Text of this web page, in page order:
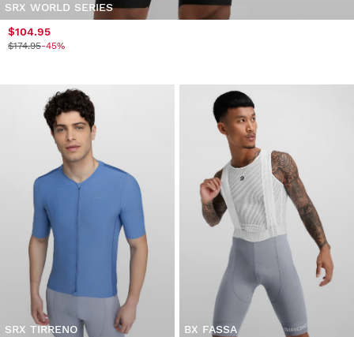
SRX WORLD SERIES
$104.95
$174.95-45%
SRX TIRRENO
BX FASSA